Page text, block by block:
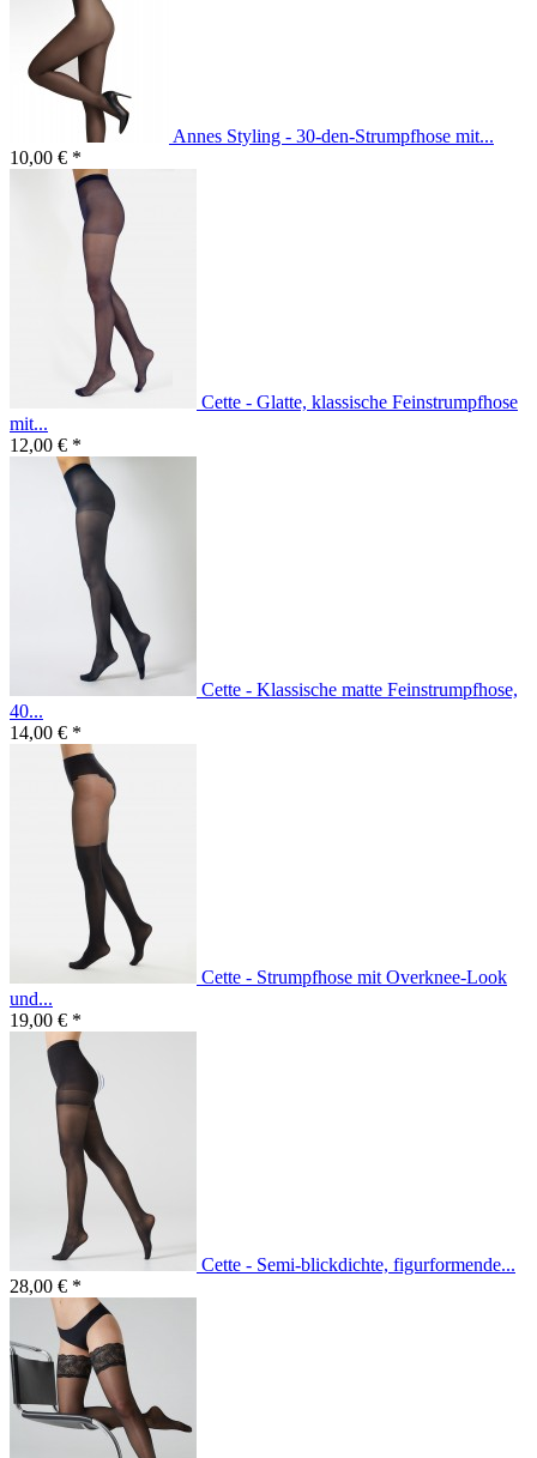
Annes Styling - 30-den-Strumpfhose mit...
10,00 € *
Cette - Glatte, klassische Feinstrumpfhose
mit...
12,00 € *
Cette - Klassische matte Feinstrumpfhose,
40...
14,00 € *
Cette - Strumpfhose mit Overknee-Look
und...
19,00 € *
Cette - Semi-blickdichte, figurformende...
28,00 € *